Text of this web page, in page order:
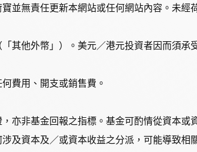
並無責任更新本網站或任何網站內容。未經
其他外幣」）。美元／港元投資者因而須承
費用、開支或銷售費。
亦非基金回報之指標。基金可酌情從資本
及資本及／或資本收益之分派，可能導致